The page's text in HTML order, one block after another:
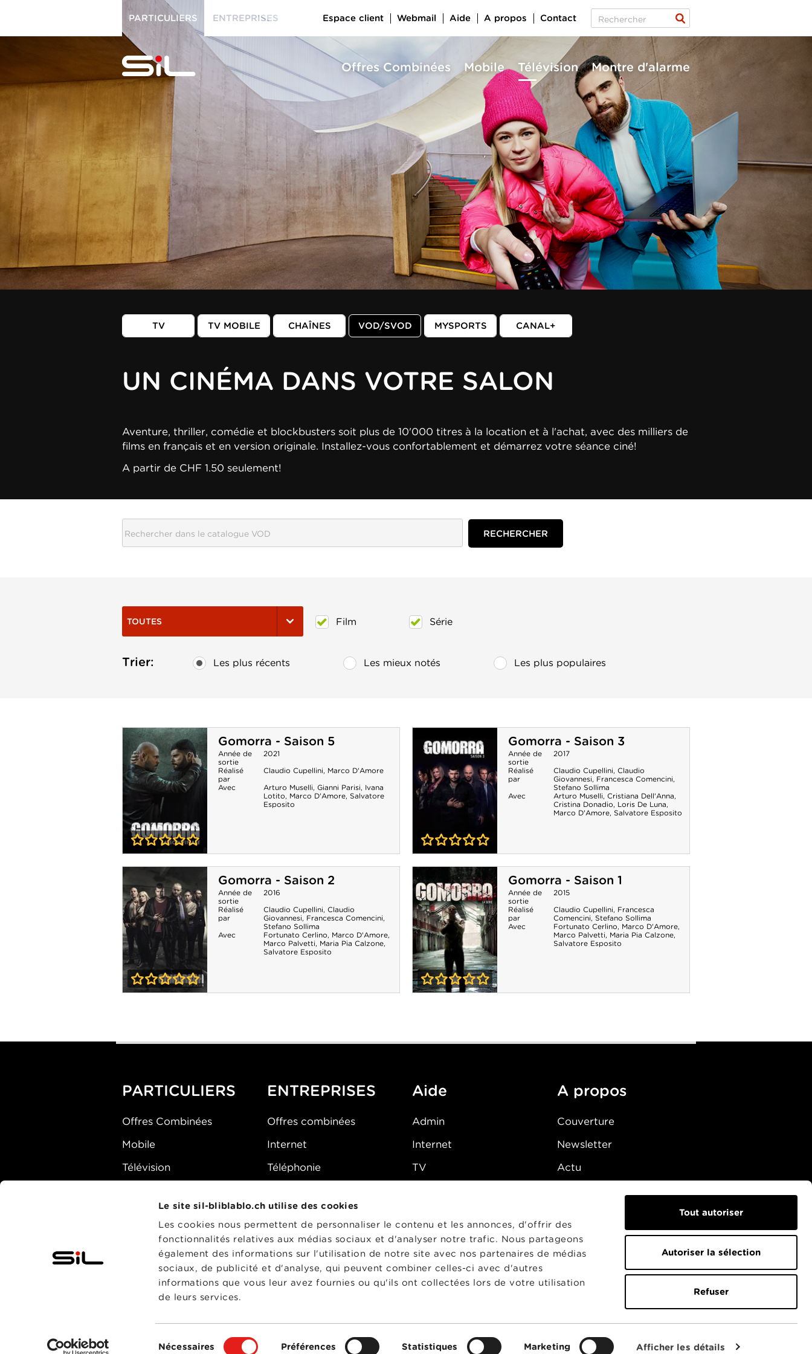
Le site sil-bliblablo.ch utilise des cookies
Les cookies nous permettent de personnaliser le contenu et les annonces, d'offrir des
fonctionnalités relatives aux médias sociaux et d'analyser notre trafic. Nous partageons
également des informations sur l'utilisation de notre site avec nos partenaires de médias
sociaux, de publicité et d'analyse, qui peuvent combiner celles-ci avec d'autres
informations que vous leur avez fournies ou qu'ils ont collectées lors de votre utilisation
de leurs services.
Nécessaires Préférences Statistiques Marketing Afficher les détails
Tout autoriser
Autoriser la sélection
Refuser
SiL
multimédia
TV TV MOBILE CHAÎNES VOD/SVOD MYSPORTS CANAL+
UN CINÉMA DANS VOTRE SALON
Aventure, thriller, comédie et blockbusters soit plus de 10'000 titres à la location et à l'achat, avec des milliers de
films en français et en version originale. Installez-vous confortablement et démarrez votre séance ciné!
A partir de CHF 1.50 seulement!
TOUTES Film Série
Trier: Les plus récents Les mieux notés Les plus populaires
Gomorra - Saison 5
Gomorra -
Saison 5
Année de
sortie
2021
Réalisé
par
Claudio Cupellini, Marco D'Amore
Avec
Arturo Muselli, Gianni Parisi, Ivana
Lotito, Marco D'Amore, Salvatore
Esposito
Gomorra - Saison 3
Gomorra -
Saison 3
Année de
sortie
2017
Réalisé
par
Claudio Cupellini, Claudio
Giovannesi, Francesca Comencini,
Stefano Sollima
Avec
Arturo Muselli, Cristiana Dell'Anna,
Cristina Donadio, Loris De Luna,
Marco D'Amore, Salvatore Esposito
Gomorra - Saison 2
Année de
sortie
2016
Réalisé
par
Claudio Cupellini, Claudio
Giovannesi, Francesca Comencini,
Stefano Sollima
Avec
Fortunato Cerlino, Marco D'Amore,
Marco Palvetti, Maria Pia Calzone,
Salvatore Esposito
Gomorra - Saison 1
Année de
sortie
2015
Réalisé
par
Claudio Cupellini, Francesca
Comencini, Stefano Sollima
Avec
Fortunato Cerlino, Marco D'Amore,
Marco Palvetti, Maria Pia Calzone,
Salvatore Esposito
PARTICULIERS
PARTICULIERS
Offres Combinées Mobile Télévision Montre d'alarme
ENTREPRISES
ENTREPRISES
Espace client Webmail Aide A propos Contact
PARTICULIERS
Offres Combinées
Mobile
Télévision
ENTREPRISES
Offres combinées
Internet
Téléphonie
Aide
Admin
Internet
TV
Fibre
Sécurité
État du réseau
A propos
Couverture
Newsletter
Actu